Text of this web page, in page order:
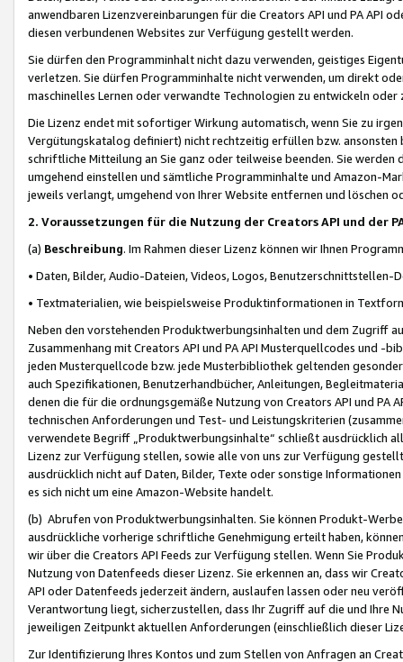
anwendbaren Lizenzvereinbarungen für die Creators API und PA API
diesen verbundenen Websites zur Verfügung gestellt werden.
Sie dürfen den Programminhalt nicht dazu verwenden, geistiges
verletzen. Sie dürfen Programminhalte nicht verwenden, um direkt
maschinelles Lernen oder verwandte Technologien zu entwickeln
Die Lizenz endet mit sofortiger Wirkung automatisch, wenn Sie zu
Vergütungskatalog definiert) nicht rechtzeitig erfüllen bzw. ansonsten
schriftliche Mitteilung an Sie ganz oder teilweise beenden. Sie werden
umgehend einstellen und sämtliche Programminhalte und Amazon-
jeweils verlangt, umgehend von Ihrer Website entfernen und löschen
2. Voraussetzungen für die Nutzung der Creators API und der
(a) Beschreibung. Im Rahmen dieser Lizenz können wir Ihnen
• Daten, Bilder, Audio-Dateien, Videos, Logos, Benutzerschnittstellen-
• Textmaterialien, wie beispielsweise Produktinformationen in
Neben den vorstehenden Produktwerbungsinhalten und dem Zugriff
Zusammenhang mit Creators API und PA API Musterquellcodes und
jeden Musterquellcode bzw. jede Musterbibliothek geltenden
auch Spezifikationen, Benutzerhandbücher, Anleitungen,
denen die für die ordnungsgemäße Nutzung von Creators API und PA
technischen Anforderungen und Test- und Leistungskriterien
verwendete Begriff „Produktwerbungsinhalte“ schließt ausdrücklich
Lizenz zur Verfügung stellen, sowie alle von uns zur Verfügung
ausdrücklich nicht auf Daten, Bilder, Texte oder sonstige
es sich nicht um eine Amazon-Website handelt.
(b) Abrufen von Produktwerbungsinhalten. Sie können Produkt-
ausdrückliche vorherige schriftliche Genehmigung erteilt haben,
wir über die Creators API Feeds zur Verfügung stellen. Wenn Sie
Nutzung von Datenfeeds dieser Lizenz. Sie erkennen an, dass wir
API oder Datenfeeds jederzeit ändern, auslaufen lassen oder neu
Verantwortung liegt, sicherzustellen, dass Ihr Zugriff auf die und Ihre
jeweiligen Zeitpunkt aktuellen Anforderungen (einschließlich dieser
Zur Identifizierung Ihres Kontos und zum Stellen von Anfragen an